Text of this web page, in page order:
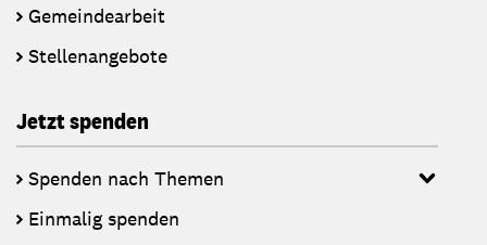
Gemeindearbeit
Stellenangebote
Jetzt spenden
Spenden nach Themen
Einmalig spenden